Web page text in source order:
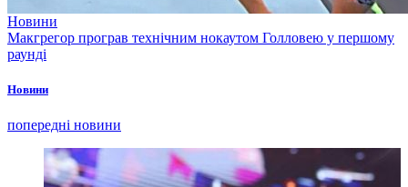
Новини
Макгрегор програв технічним нокаутом Голловею у першому
раунді
Новини
попередні новини